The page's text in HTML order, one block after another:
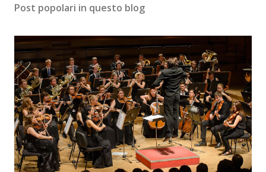
Post popolari in questo blog